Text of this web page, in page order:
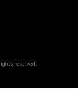
reserved.